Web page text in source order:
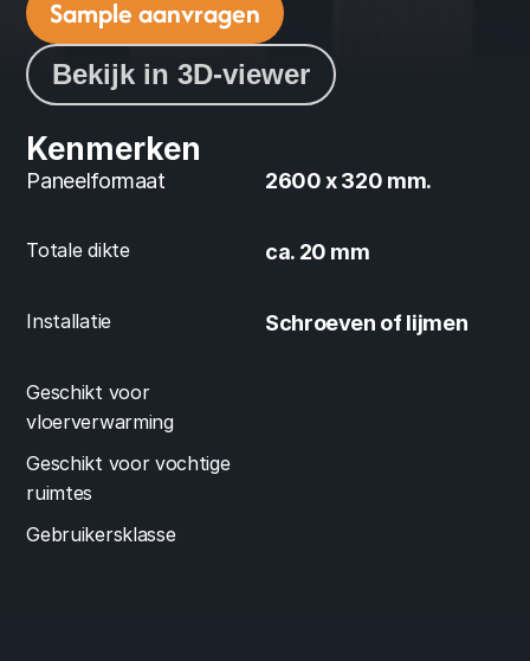
Sample aanvragen
Bekijk in 3D-viewer
Kenmerken
Paneelformaat 2600 x 320 mm.
Totale dikte ca. 20 mm
Installatie Schroeven of lijmen
Geschikt voor
vloerverwarming
Geschikt voor vochtige
ruimtes
Gebruikersklasse